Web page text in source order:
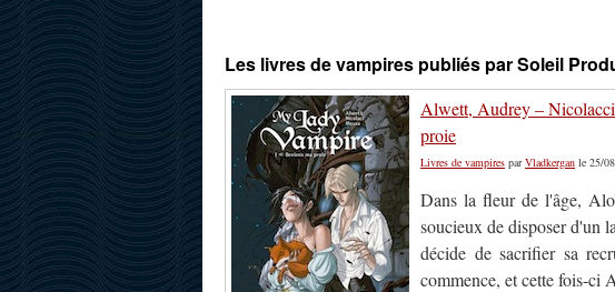
Les livres de vampires publiés par Soleil
Alwett, Audrey –
proie
Livres de vampires parVladkergan le 25/
Dans la fleur de l'âge,
soucieux de disposer d'un
décide de sacrifier sa
commence, et cette fois-ci